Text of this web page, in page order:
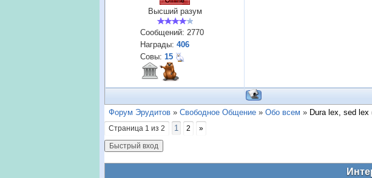
Высший разум
Сообщений: 2770
Награды: 406
Совы: 15
Форум Эрудитов » Свободное Общение » Обо всем » Dura lex, sed lex
Страница 1 из 2 1 2 »